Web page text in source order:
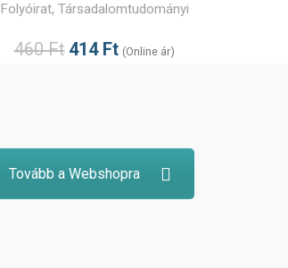
Folyóirat, Társadalomtudományi
460Ft 414 Ft (Online ár)
Tovább a Webshopra